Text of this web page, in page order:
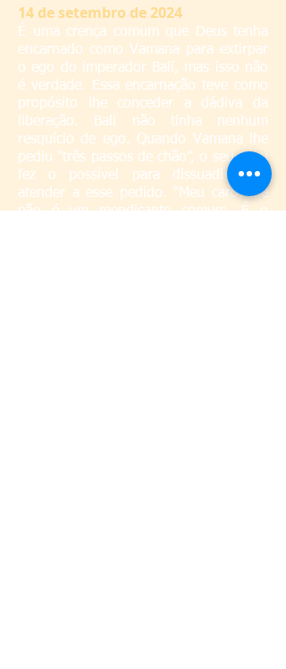
14 de setembro de 2024
É uma crença comum que Deus tenha
encarnado como Vamana para extirpar
o ego do imperador Bali, mas isso não
é verdade. Essa encarnação teve como
propósito lhe conceder a dádiva da
liberação. Bali não tinha nenhum
resquício de ego. Quando Vamana lhe
pediu “três passos de chão”, o seu guru
fez o possível para dissuadi-lo de
atender a esse pedido. “Meu caro! Ele
não é um mendicante comum. É o